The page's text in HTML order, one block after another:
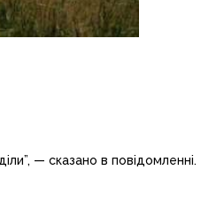
— сказано в повідомленні.